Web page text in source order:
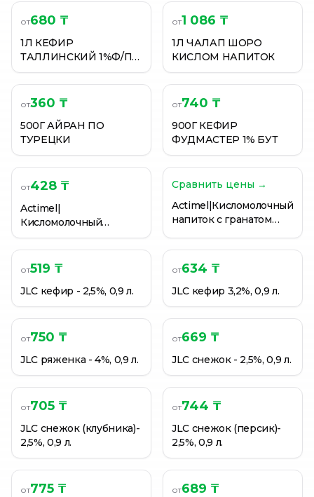
от680 ₸
1Л КЕФИР
ТАЛЛИНСКИЙ 1%Ф/П
ЗЕН
от1 086 ₸
1Л ЧАЛАП ШОРО
КИСЛОМ НАПИТОК
от360 ₸
500Г АЙРАН ПО
ТУРЕЦКИ
от740 ₸
900Г КЕФИР
ФУДМАСТЕР 1% БУТ
от428 ₸
Actimel|
Кисломолочный
напиток с клубникой
2,5% 100г
Сравнить цены →
Actimel|Кисломолочный
напиток с гранатом
от519 ₸
JLC кефир - 2,5%, 0,9 л.
от634 ₸
JLC кефир 3,2%, 0,9 л.
от750 ₸
JLC ряженка - 4%, 0,9 л.
от669 ₸
JLC снежок - 2,5%, 0,9 л.
от705 ₸
JLC снежок (клубника)-
2,5%, 0,9 л.
от744 ₸
JLC снежок (персик)-
2,5%, 0,9 л.
от775 ₸ от689 ₸
АКТИМЕЛЬ КЛУБНИКА, 95Г
БИО КАТЫК ДЕПОВСКИЙ 2,5% 0,5Л П/П
БИОЙОГУРТ АЙС БИОАЙС ВАНИЛЬ 2,5% 1000 Г